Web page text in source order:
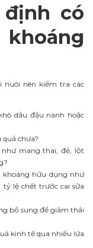
định có
nuôi nên kiểm tra các
dầu đậu nành hoặc
chưa?
như mang thai, đẻ, lột
khoáng hữu dụng như
lệ chết trước cai sữa
bổ sung để giảm thải
kinh tế qua nhiều lứa